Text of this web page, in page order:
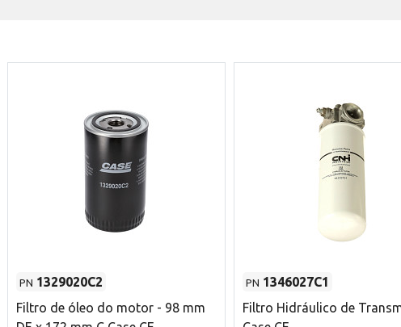
PN 1329020C2
Filtro de óleo do motor - 98 mm
PN 1346027C1
Filtro Hidráulico de